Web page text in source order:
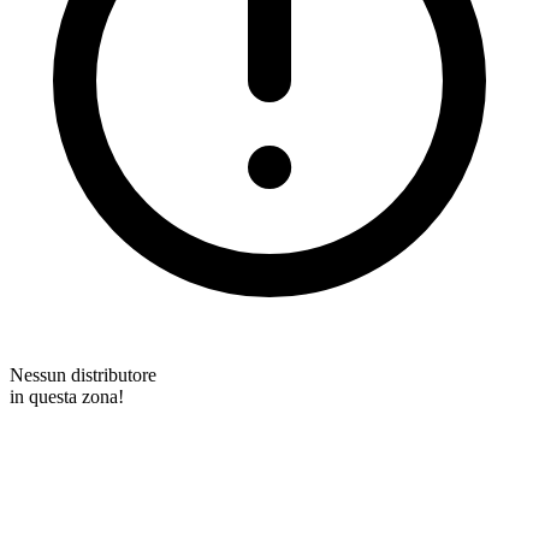
Nessun distributore
in questa zona!